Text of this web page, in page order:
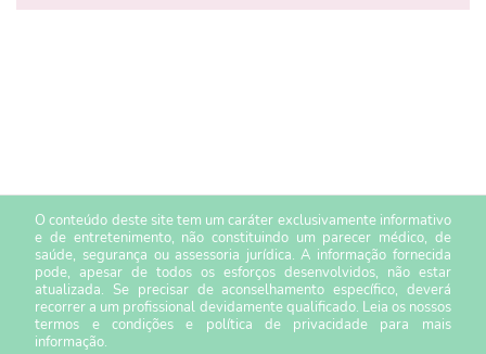
O conteúdo deste site tem um caráter exclusivamente informativo
e de entretenimento, não constituindo um parecer médico, de
saúde, segurança ou assessoria jurídica. A informação fornecida
pode, apesar de todos os esforços desenvolvidos, não estar
atualizada. Se precisar de aconselhamento específico, deverá
recorrer a um profissional devidamente qualificado. Leia os nossos
termos e condiçõese política de privacidade para mais
informação.